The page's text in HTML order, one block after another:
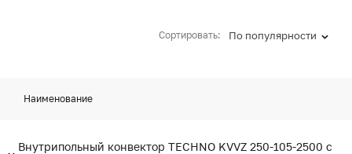
Сортировать: По популярности
Наименование
Внутрипольный конвектор TECHNO KVVZ 250-105-2500 с